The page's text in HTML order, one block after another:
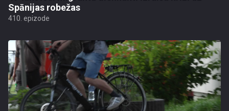
Spānijas robežas
410. epizode